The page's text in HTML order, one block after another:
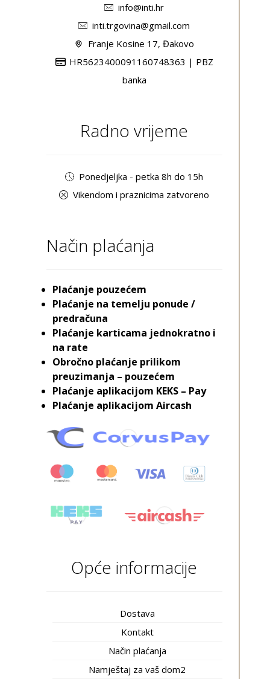
info@inti.hr
inti.trgovina@gmail.com
Franje Kosine 17, Đakovo
HR5623400091160748363 | PBZ
banka
Radno vrijeme
Ponedjeljka - petka 8h do 15h
Vikendom i praznicima zatvoreno
Način plaćanja
Plaćanje pouzećem
Plaćanje na temelju ponude /
predračuna
Plaćanje karticama jednokratno i
na rate
Obročno plaćanje prilikom
preuzimanja – pouzećem
Plaćanje aplikacijom KEKS – Pay
Plaćanje aplikacijom Aircash
Opće informacije
Dostava
Kontakt
Način plaćanja
Namještaj za vaš dom2